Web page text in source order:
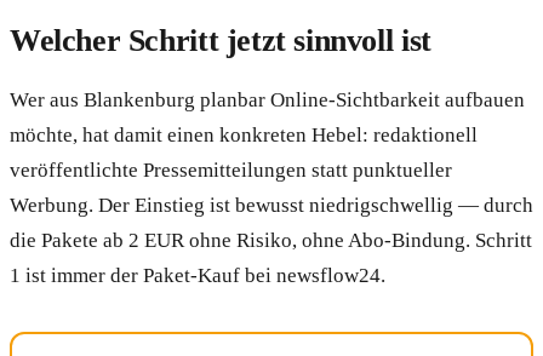
Welcher Schritt jetzt sinnvoll ist
Wer aus Blankenburg planbar Online-Sichtbarkeit aufbauen
möchte, hat damit einen konkreten Hebel: redaktionell
veröffentlichte Pressemitteilungen statt punktueller
Werbung. Der Einstieg ist bewusst niedrigschwellig — durch
die Pakete ab 2 EUR ohne Risiko, ohne Abo-Bindung. Schritt
1 ist immer der Paket-Kauf bei newsflow24.